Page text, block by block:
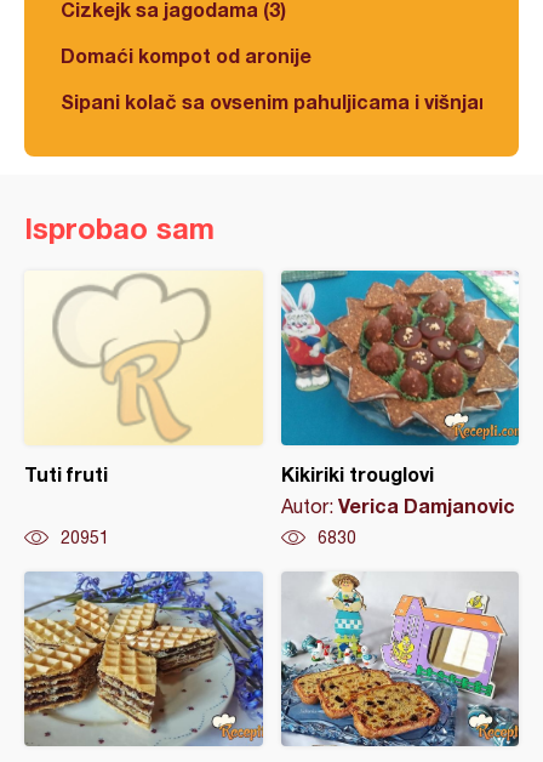
Čizkejk sa jagodama (3)
Domaći kompot od aronije
Sipani kolač sa ovsenim pahuljicama i višnjama
Isprobao sam
Tuti fruti
20951
Kikiriki trouglovi
Autor: Verica Damjanovic
6830